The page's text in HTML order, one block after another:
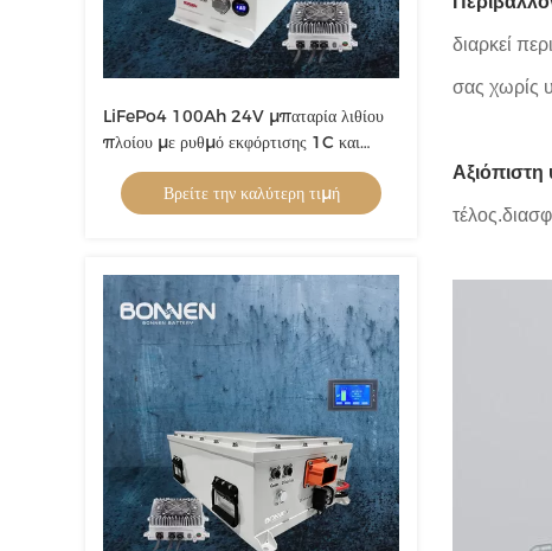
LiFePo4 100Ah 24V μπαταρία λιθίου
πλοίου με ρυθμό εκφόρτισης 1C και
επιλογές προσαρμογής
Βρείτε την καλύτερη τιμή
διαρκεί
σας χωρίς
Αξιόπιστη